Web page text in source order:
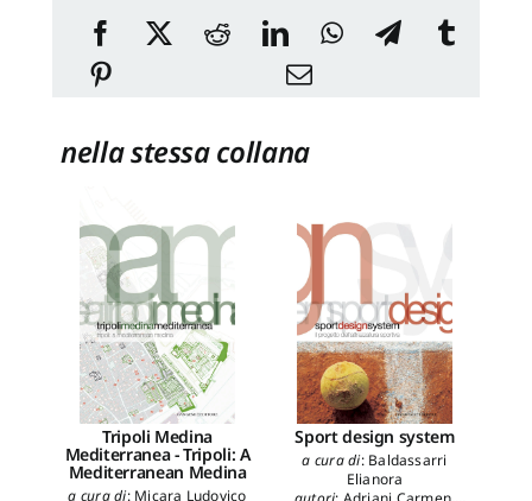
nella stessa collana
Tripoli Medina
Mediterranea - Tripoli: A
Mediterranean Medina
a cura di: Micara Ludovico
Sport design system
a cura di: Baldassarri
Elianora